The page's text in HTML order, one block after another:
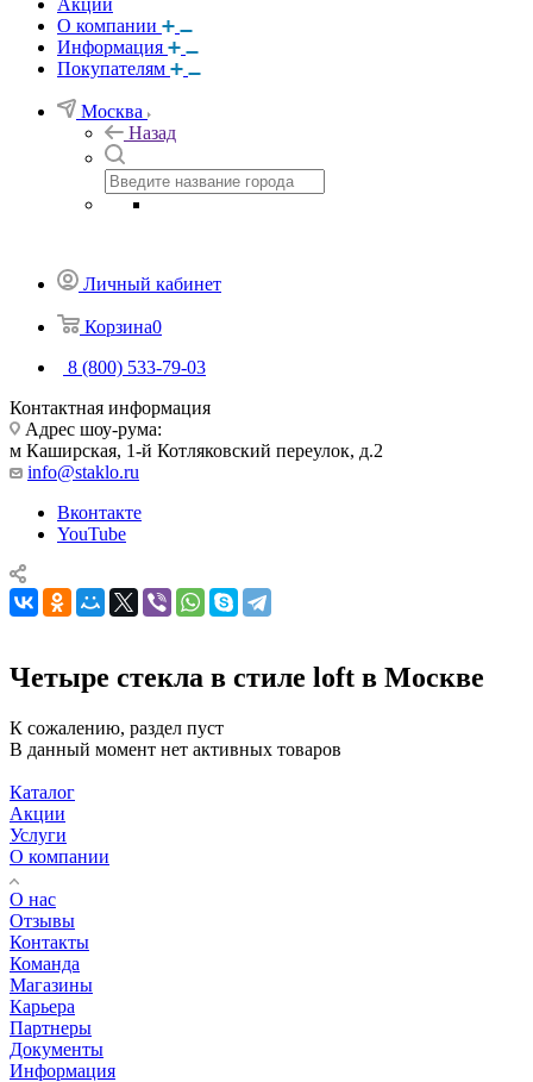
Акции
О компании
Информация
Покупателям
Москва
Назад
Личный кабинет
Корзина0
8 (800) 533-79-03
Контактная информация
Адрес шоу-рума:
м Каширская, 1-й Котляковский переулок, д.2
info@staklo.ru
Вконтакте
YouTube
Четыре стекла в стиле loft в Москве
К сожалению, раздел пуст
В данный момент нет активных товаров
Каталог
Акции
Услуги
О компании
О нас
Отзывы
Контакты
Команда
Магазины
Карьера
Партнеры
Документы
Информация